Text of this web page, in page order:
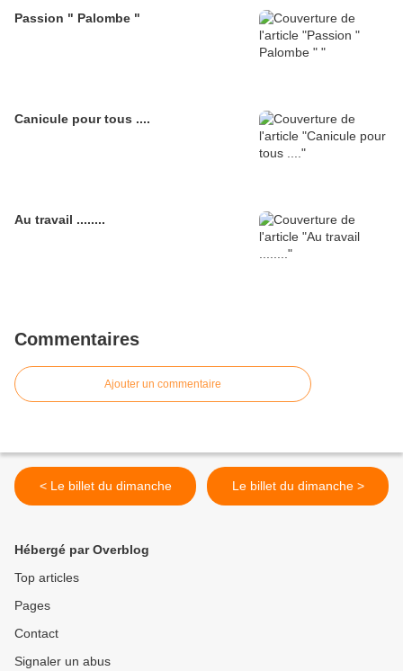
Passion " Palombe "
Canicule pour tous ....
Au travail ........
Commentaires
Ajouter un commentaire
< Le billet du dimanche Le billet du dimanche >
Hébergé par Overblog
Top articles
Pages
Contact
Signaler un abus